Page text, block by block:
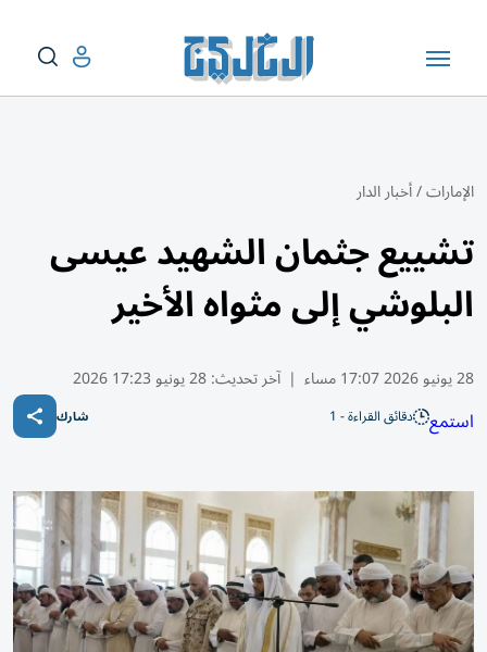
الإمارات/أخبار الدار
تشييع جثمان الشهيد عيسى
البلوشي إلى مثواه الأخير
28 يونيو 2026 17:07 مساء | آخر تحديث:28 يونيو 17:23 2026
استمع دقائق القراءة - 1 شارك